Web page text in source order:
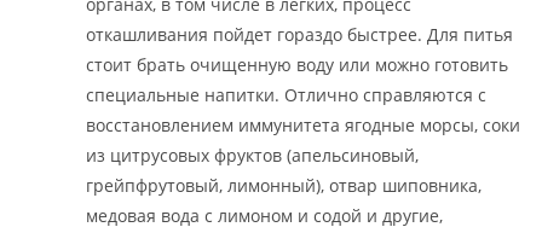
откашливания пойдет гораздо быстрее. Для питья
стоит брать очищенную воду или можно готовить
специальные напитки. Отлично справляются с
восстановлением иммунитета ягодные морсы, соки
из цитрусовых фруктов (апельсиновый,
грейпфрутовый, лимонный), отвар шиповника,
медовая вода с лимоном и содой и другие,